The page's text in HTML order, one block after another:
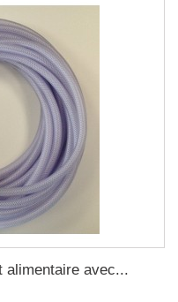
alimentaire avec...